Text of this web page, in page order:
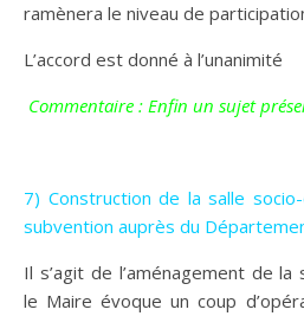
ramènera le niveau de
L’accord est donné à l’unanimité
Commentaire : Enfin un sujet
7) Construction de la salle
subvention auprès du
Il s’agit de l’aménagement de la
le Maire évoque un coup